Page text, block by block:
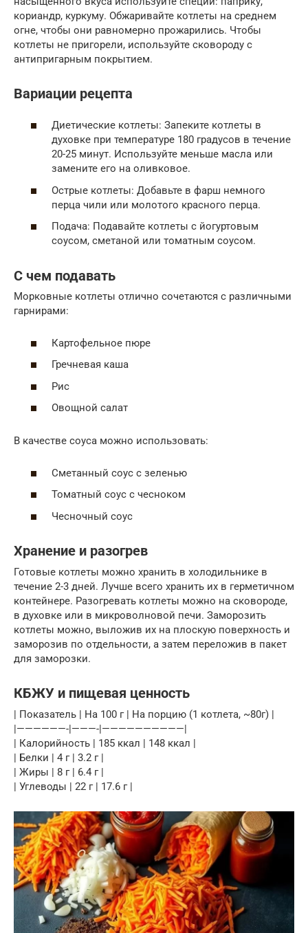
кориандр, куркуму. Обжаривайте котлеты на среднем
огне, чтобы они равномерно прожарились. Чтобы
котлеты не пригорели, используйте сковороду с
антипригарным покрытием.
Вариации рецепта
Диетические котлеты: Запеките котлеты в
духовке при температуре 180 градусов в течение
20-25 минут. Используйте меньше масла или
замените его на оливковое.
Острые котлеты: Добавьте в фарш немного
перца чили или молотого красного перца.
Подача: Подавайте котлеты с йогуртовым
соусом, сметаной или томатным соусом.
С чем подавать
Морковные котлеты отлично сочетаются с различными
гарнирами:
Картофельное пюре
Гречневая каша
Рис
Овощной салат
В качестве соуса можно использовать:
Сметанный соус с зеленью
Томатный соус с чесноком
Чесночный соус
Хранение и разогрев
Готовые котлеты можно хранить в холодильнике в
течение 2-3 дней. Лучше всего хранить их в герметичном
контейнере. Разогревать котлеты можно на сковороде,
в духовке или в микроволновой печи. Заморозить
котлеты можно, выложив их на плоскую поверхность и
заморозив по отдельности, а затем переложив в пакет
для заморозки.
КБЖУ и пищевая ценность
| Показатель | На 100 г | На порцию (1 котлета, ~80г) |
|——————-|———-|——————————|
| Калорийность | 185 ккал | 148 ккал |
| Белки | 4 г | 3.2 г |
| Жиры | 8 г | 6.4 г |
| Углеводы | 22 г | 17.6 г |